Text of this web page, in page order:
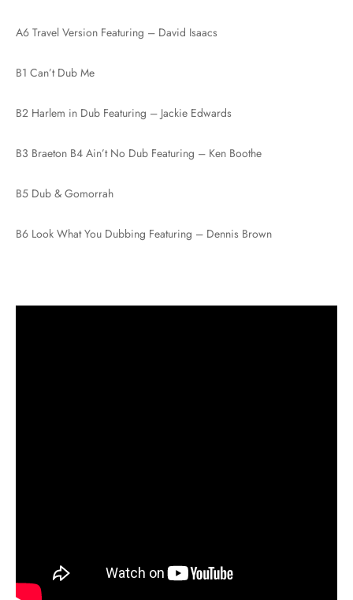
A6 Travel Version Featuring – David Isaacs
B1 Can’t Dub Me
B2 Harlem in Dub Featuring – Jackie Edwards
B3 Braeton B4 Ain’t No Dub Featuring – Ken Boothe
B5 Dub & Gomorrah
B6 Look What You Dubbing Featuring – Dennis Brown